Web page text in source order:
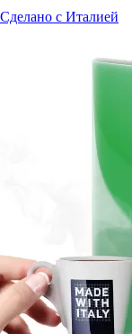
Сделано с Италией